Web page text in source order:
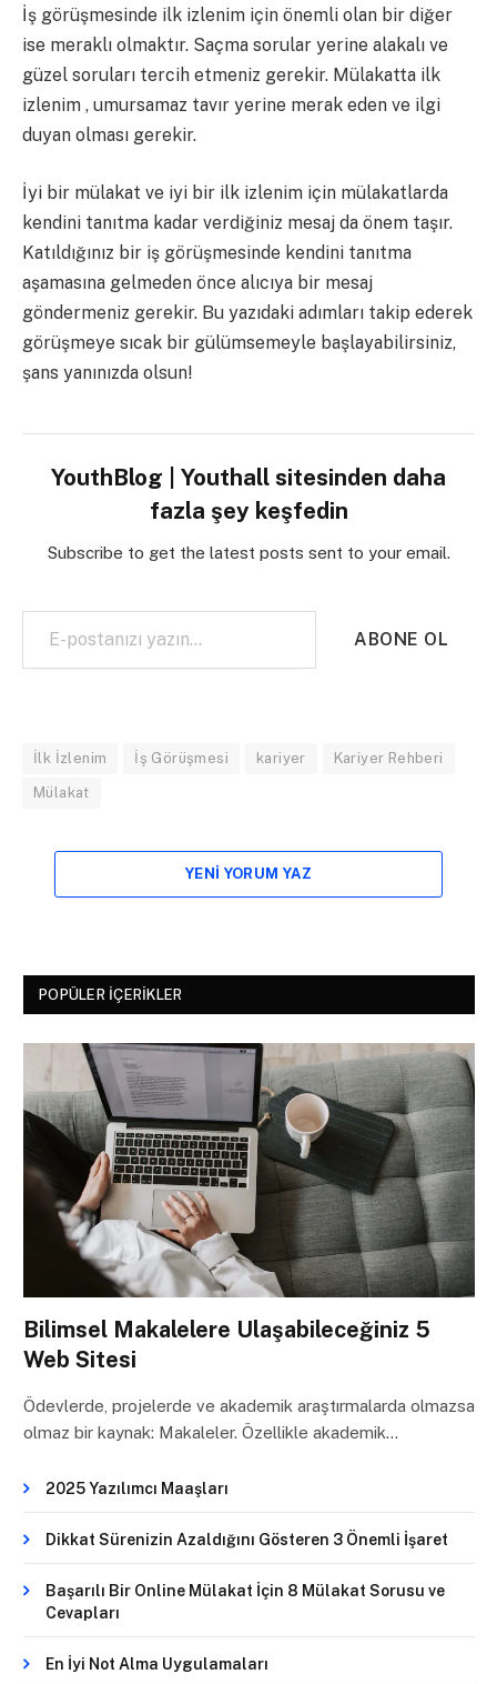
İş görüşmesinde ilk izlenim için önemli olan bir diğer
ise meraklı olmaktır. Saçma sorular yerine alakalı ve
güzel soruları tercih etmeniz gerekir. Mülakatta ilk
izlenim , umursamaz tavır yerine merak eden ve ilgi
duyan olması gerekir.
İyi bir mülakat ve iyi bir ilk izlenim için mülakatlarda
kendini tanıtma kadar verdiğiniz mesaj da önem taşır.
Katıldığınız bir iş görüşmesinde kendini tanıtma
aşamasına gelmeden önce alıcıya bir mesaj
göndermeniz gerekir. Bu yazıdaki adımları takip ederek
görüşmeye sıcak bir gülümsemeyle başlayabilirsiniz,
şans yanınızda olsun!
YouthBlog | Youthall sitesinden daha
fazla şey keşfedin
Subscribe to get the latest posts sent to your email.
E-postanızı yazın…
ABONE OL
İlk İzlenim İş Görüşmesi kariyer Kariyer Rehberi
Mülakat
YENI YORUM YAZ
POPÜLER İÇERIKLER
Bilimsel Makalelere Ulaşabileceğiniz 5
Web Sitesi
Ödevlerde, projelerde ve akademik araştırmalarda olmazsa
olmaz bir kaynak: Makaleler. Özellikle akademik…
2025 Yazılımcı Maaşları
Dikkat Sürenizin Azaldığını Gösteren 3 Önemli İşaret
Başarılı Bir Online Mülakat İçin 8 Mülakat Sorusu ve
Cevapları
En İyi Not Alma Uygulamaları